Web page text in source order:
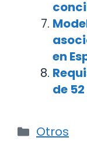
en
de
Otros